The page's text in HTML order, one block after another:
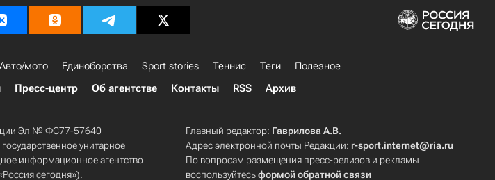
Авто/мото Единоборства Sport stories Теннис Теги
Полезное
Пресс-центр Об агентстве Контакты RSS Архив
Эл № ФС77-57640
унитарное
информационное агентство
сегодня»).
Главный редактор: Гаврилова А.В.
Адрес электронной почты Редакции: r-sport.internet@ria.ru
По вопросам размещения пресс-релизов и рекламы
воспользуйтесьформой обратной связи